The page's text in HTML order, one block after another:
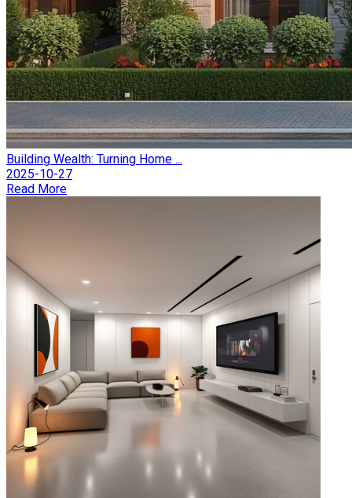
Building Wealth: Turning Home ...
2025-10-27
Read More